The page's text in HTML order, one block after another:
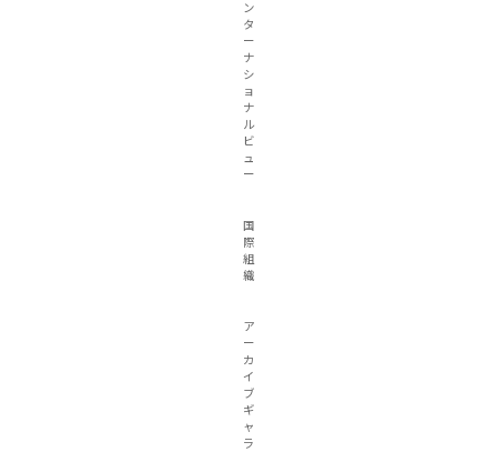
ン
タ
ー
ナ
シ
ョ
ナ
ル
ビ
ュ
ー
国
際
組
織
ア
ー
カ
イ
ブ
ギ
ャ
ラ